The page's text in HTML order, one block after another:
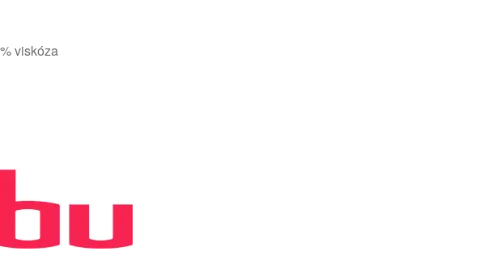
viskóza